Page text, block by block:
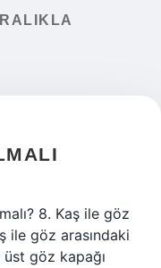
8. Kaş ile göz
ile göz arasındaki
göz kapağı